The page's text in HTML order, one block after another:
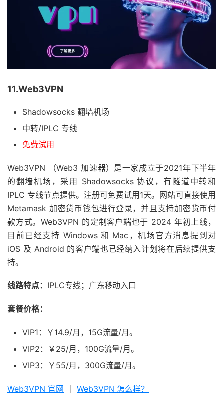
11.Web3VPN
Shadowsocks 翻墙机场
中转/IPLC 专线
免费试用
Web3VPN （Web3 加速器）是一家成立于2021年下半年
的翻墙机场，采用 Shadowsocks 协议，有隧道中转和
IPLC 专线节点提供。注册可免费试用1天。网站可直接使用
Metamask 加密货币钱包进行登录，并且支持加密货币付
款方式。Web3VPN 的定制客户端也于 2024 年初上线，
目前已经支持 Windows 和 Mac，机场官方消息提到对
iOS 及 Android 的客户端也已经纳入计划将在后续提供支
持。
线路特点： IPLC专线；广东移动入口
套餐价格：
VIP1：￥14.9/月，15G流量/月。
VIP2：￥25/月，100G流量/月。
VIP3：￥55/月，300G流量/月。
Web3VPN 官网 Web3VPN 怎么样？